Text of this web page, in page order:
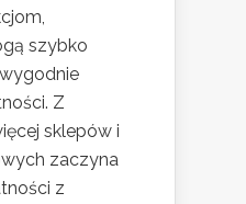
szybko
Z
sklepów i
zaczyna
z